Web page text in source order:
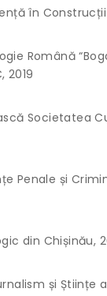
în Construcții
Română
2019
Societatea
Penale și
din Chișinău,
și Științe